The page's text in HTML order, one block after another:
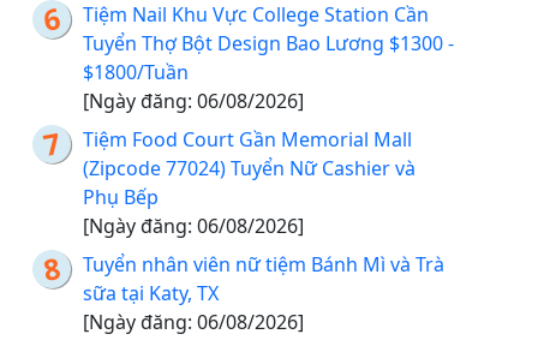
Tiệm Nail Khu Vực College Station Cần
Tuyển Thợ Bột Design Bao Lương $1300 -
$1800/Tuần
[Ngày đăng: 06/08/2026]
Tiệm Food Court Gần Memorial Mall
(Zipcode 77024) Tuyển Nữ Cashier và
Phụ Bếp
[Ngày đăng: 06/08/2026]
Tuyển nhân viên nữ tiệm Bánh Mì và Trà
sữa tại Katy, TX
[Ngày đăng: 06/08/2026]